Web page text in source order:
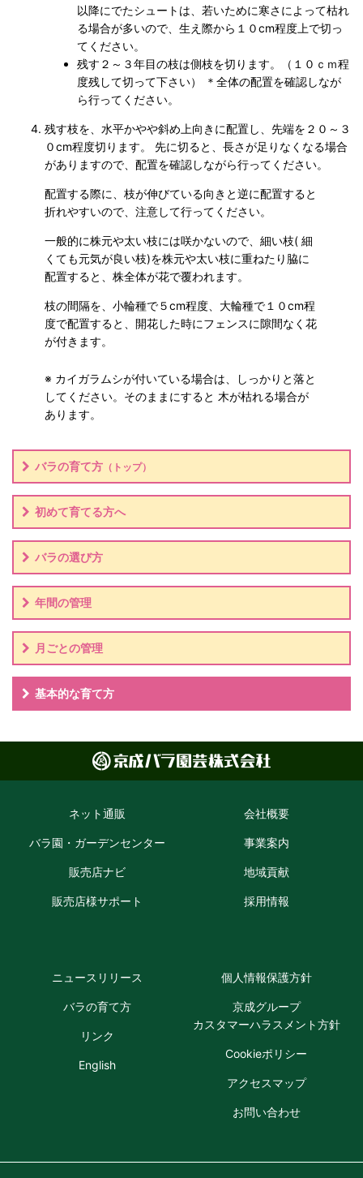
以降にでたシュートは、若いために寒さによって枯れ
る場合が多いので、生え際から１０cm程度上で切っ
てください。
残す２～３年目の枝は側枝を切ります。（１０ｃｍ程
度残して切って下さい） ＊全体の配置を確認しなが
ら行ってください。
残す枝を、水平かやや斜め上向きに配置し、先端を２０～３
０cm程度切ります。 先に切ると、長さが足りなくなる場合
がありますので、配置を確認しながら行ってください。
配置する際に、枝が伸びている向きと逆に配置すると
折れやすいので、注意して行ってください。
一般的に株元や太い枝には咲かないので、細い枝( 細
くても元気が良い枝)を株元や太い枝に重ねたり脇に
配置すると、株全体が花で覆われます。
枝の間隔を、小輪種で５cm程度、大輪種で１０cm程
度で配置すると、開花した時にフェンスに隙間なく花
が付きます。
※ カイガラムシが付いている場合は、しっかりと落と
してください。そのままにすると 木が枯れる場合が
あります。
バラの育て方（トップ）
初めて育てる方へ
バラの選び方
年間の管理
月ごとの管理
基本的な育て方
ネット通販
バラ園・ガーデンセンター
販売店ナビ
販売店様サポート
会社概要
事業案内
地域貢献
採用情報
ニュースリリース
バラの育て方
リンク
English
個人情報保護方針
京成グループ
カスタマーハラスメント方針
Cookieポリシー
アクセスマップ
お問い合わせ